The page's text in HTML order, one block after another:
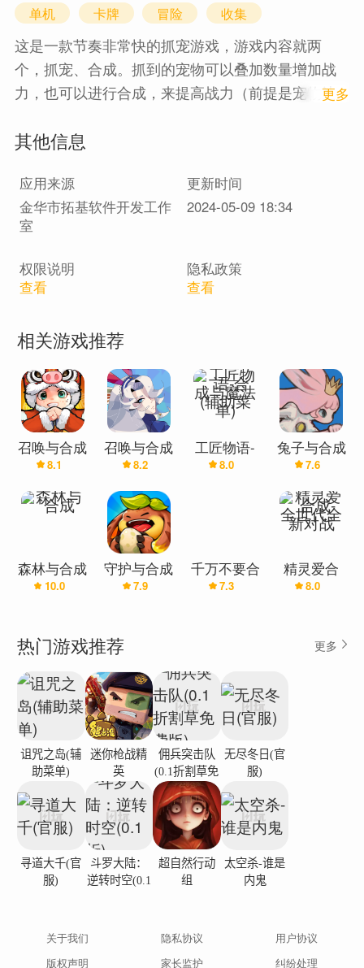
单机 卡牌 冒险 收集
这是一款节奏非常快的抓宠游戏，游戏内容就两
个，抓宠、合成。抓到的宠物可以叠加数量增加战
力，也可以进行合成，来提高战力（前提是宠物达
留存，随玩随停，主打一个佛系，没有乱七八糟的
得，不设各种氪金项目，广告极少，可看可不看，
主打一个随性！游戏会根据玩家反馈及玩家的喜爱
程度进行不定时更新。
1 更多
其他信息
应用来源
更新时间
金华市拓基软件开发工作
室
2024-05-09 18:34
权限说明
查看
隐私政策
查看
相关游戏推荐
召唤与合成
8.1
召唤与合成
2
8.2
工匠物语-
合成与魔法
8.0
兔子与合成
宝剑
7.6
森林与合成
10.0
守护与合成
7.9
千万不要合
成西瓜
7.3
精灵爱合
成-全世代
8.0
热门游戏推荐 更多
诅咒之岛(辅
助菜单)
迷你枪战精
英
佣兵突击队
(0.1折割草免
费版)
无尽冬日(官
服)
寻道大千(官
服)
斗罗大陆：
逆转时空(0.1
超自然行动
组
太空杀-谁是
内鬼
关于我们 隐私协议
用户协议
版权声明
家长监护 纠纷处理